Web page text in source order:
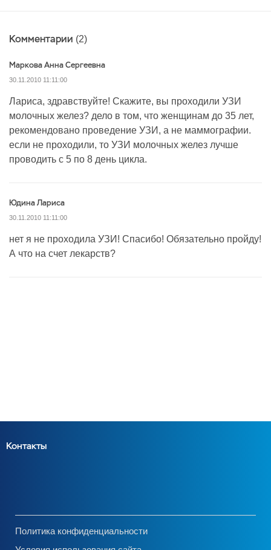
Комментарии (2)
Маркова Анна Сергеевна
30.11.2010 11:11:00
Лариса, здравствуйте! Скажите, вы проходили УЗИ
молочных желез? дело в том, что женщинам до 35 лет,
рекомендовано проведение УЗИ, а не маммографии.
если не проходили, то УЗИ молочных желез лучше
проводить с 5 по 8 день цикла.
Юдина Лариса
30.11.2010 11:11:00
нет я не проходила УЗИ! Спасибо! Обязательно пройду!
А что на счет лекарств?
Контакты
Политика конфиденциальности